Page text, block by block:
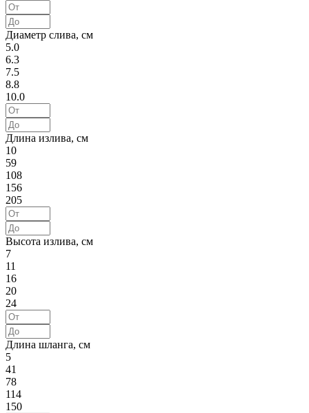
Диаметр слива, см
5.0
6.3
7.5
8.8
10.0
Длина излива, см
10
59
108
156
205
Высота излива, см
7
11
16
20
24
Длина шланга, см
5
41
78
114
150